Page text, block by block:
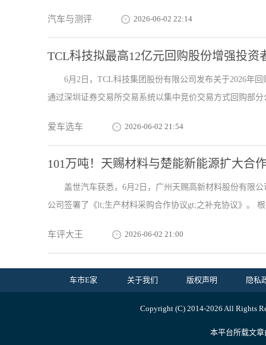
汽车与测评 2026-06-02 22:14
TCL科技拟最高12亿元回购股份增强投资
6月2日，TCL科技集团股份有限公司发布关于2026年
通过深圳证券交易所交易系统以集中竞价交易方式回购部
爱车选车 2026-06-02 21:54
101万吨！天赐材料与楚能新能源扩大合
盖世汽车获悉，6月2日，广州天赐高新材料股份有限
公司签署了《lt;生产材料采购合作协议gt;之补充协议》。
车评大王 2026-06-02 21:00
车市E家 关于我们 版权声明 隐私
Copyright (C) 2014-2026 All Rights
本平台所载文章